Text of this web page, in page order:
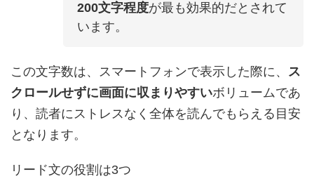
200文字程度が最も効果的だとされて
います。
この文字数は、スマートフォンで表示した際に、 ス
クロールせずに画面に収まりやすいボリュームであ
り、読者にストレスなく全体を読んでもらえる目安
となります。
リード文の役割は3つ